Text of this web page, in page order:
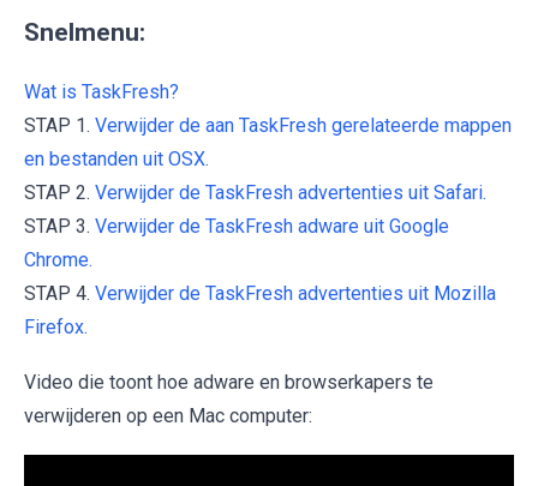
Snelmenu:
Wat is TaskFresh?
STAP 1. Verwijder de aan TaskFresh gerelateerde mappen
en bestanden uit OSX.
STAP 2. Verwijder de TaskFresh advertenties uit Safari.
STAP 3. Verwijder de TaskFresh adware uit Google
Chrome.
STAP 4. Verwijder de TaskFresh advertenties uit Mozilla
Firefox.
Video die toont hoe adware en browserkapers te
verwijderen op een Mac computer: